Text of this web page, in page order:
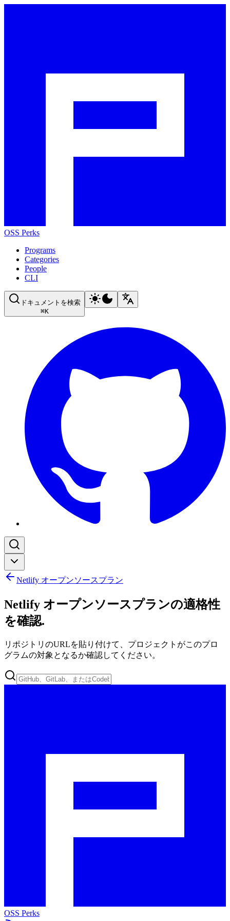
OSS Perks
Programs
Categories
People
CLI
ドキュメントを検索
⌘K
Netlify オープンソースプラン
Netlify オープンソースプランの適格性
を確認.
リポジトリのURLを貼り付けて、プロジェクトがこのプロ
グラムの対象となるか確認してください。
OSS Perks